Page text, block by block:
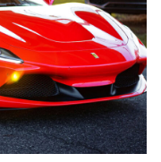
SPORTS TRENDING
In Supercars?